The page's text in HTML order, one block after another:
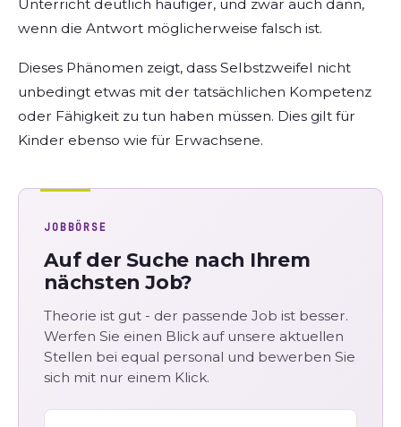
Unterricht deutlich häufiger, und zwar auch dann,
wenn die Antwort möglicherweise falsch ist.
Dieses Phänomen zeigt, dass Selbstzweifel nicht
unbedingt etwas mit der tatsächlichen Kompetenz
oder Fähigkeit zu tun haben müssen. Dies gilt für
Kinder ebenso wie für Erwachsene.
JOBBÖRSE
Auf der Suche nach Ihrem
nächsten Job?
Theorie ist gut - der passende Job ist besser.
Werfen Sie einen Blick auf unsere aktuellen
Stellen bei equal personal und bewerben Sie
sich mit nur einem Klick.